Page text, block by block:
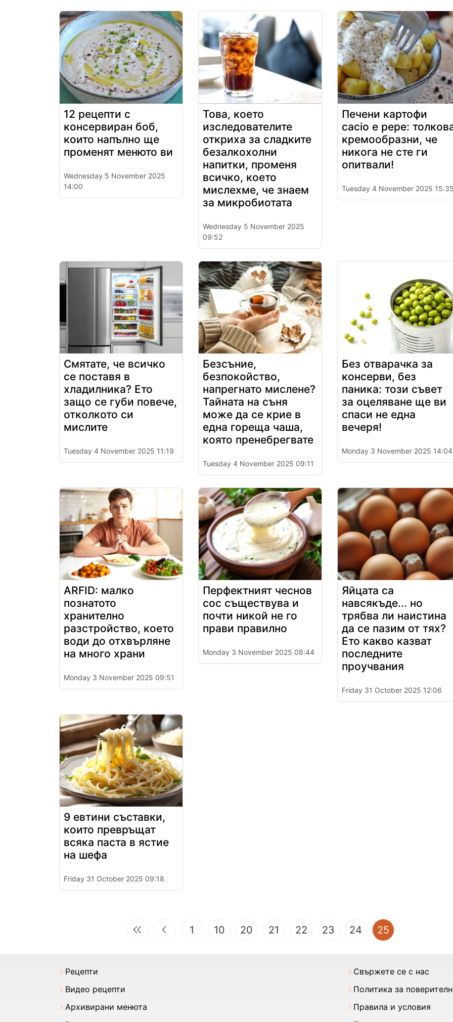
12 рецепти с
консервиран боб,
които напълно ще
променят менюто ви
Wednesday 5 November 2025
14:00
Това, което
изследователите
откриха за сладките
безалкохолни
напитки, променя
всичко, което
мислехме, че знаем
за микробиотата
Wednesday 5 November 2025
09:52
Печени картофи
cacio e pepe:
кремообразни, че
никога не сте ги
опитвали!
Tuesday 4 November 2025
Смятате, че всичко
се поставя в
хладилника? Ето
защо се губи повече,
отколкото си
мислите
Tuesday 4 November 2025 11:19
Безсъние,
безпокойство,
напрегнато мислене?
Тайната на съня
може да се крие в
една гореща чаша,
която пренебрегвате
Tuesday 4 November 2025 09:11
Без отварачка за
консерви, без
паника: този съвет
за оцеляване ще ви
спаси не една
вечеря!
Monday 3 November 2025 14:04
ARFID: малко
познатото
хранително
разстройство, което
води до отхвърляне
на много храни
Monday 3 November 2025 09:51
Перфектният чеснов
сос съществува и
почти никой не го
прави правилно
Monday 3 November 2025 08:44
Яйцата са
навсякъде... но
трябва ли наистина
да се пазим от тях?
Ето какво казват
последните
проучвания
Friday 31 October 2025 12:06
9 евтини съставки,
които превръщат
всяка паста в ястие
на шефа
Friday 31 October 2025 09:18
1 10 20 21 22 23 24 25(current)
Рецепти
Видео рецепти
Архивирани менюта
Свържете се с нас
Политика за
Правила и условия